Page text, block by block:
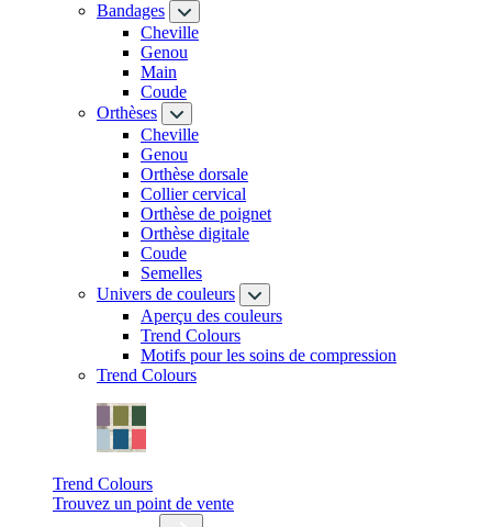
Bandages
Cheville
Genou
Main
Coude
Orthèses
Cheville
Genou
Orthèse dorsale
Collier cervical
Orthèse de poignet
Orthèse digitale
Coude
Semelles
Univers de couleurs
Aperçu des couleurs
Trend Colours
Motifs pour les soins de compression
Trend Colours
Trend Colours
Trouvez un point de vente